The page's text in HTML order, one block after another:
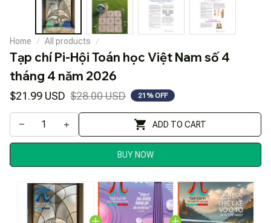
Home All products
Tạp chí Pi-Hội Toán học Việt Nam số 4
tháng 4 năm 2026
$21.99 USD $28.00 USD 21% OFF
ADD TO CART
BUY NOW